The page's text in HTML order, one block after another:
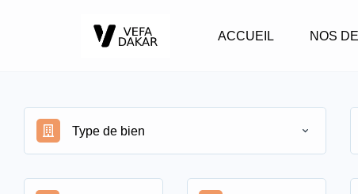
ACCUEIL NOS
Type de bien